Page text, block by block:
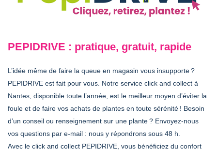
PEPIDRIVE : pratique, gratuit, rapide
L’idée même de faire la queue en magasin vous insupporte ?
PEPIDRIVE est fait pour vous. Notre service click and collect à
Nantes, disponible toute l’année, est le meilleur moyen d’éviter la
foule et de faire vos achats de plantes en toute sérénité ! Besoin
d’un conseil ou renseignement sur une plante ? Envoyez-nous
vos questions par e-mail : nous y répondrons sous 48 h.
Avec le click and collect PEPIDRIVE, vous bénéficiez du confort